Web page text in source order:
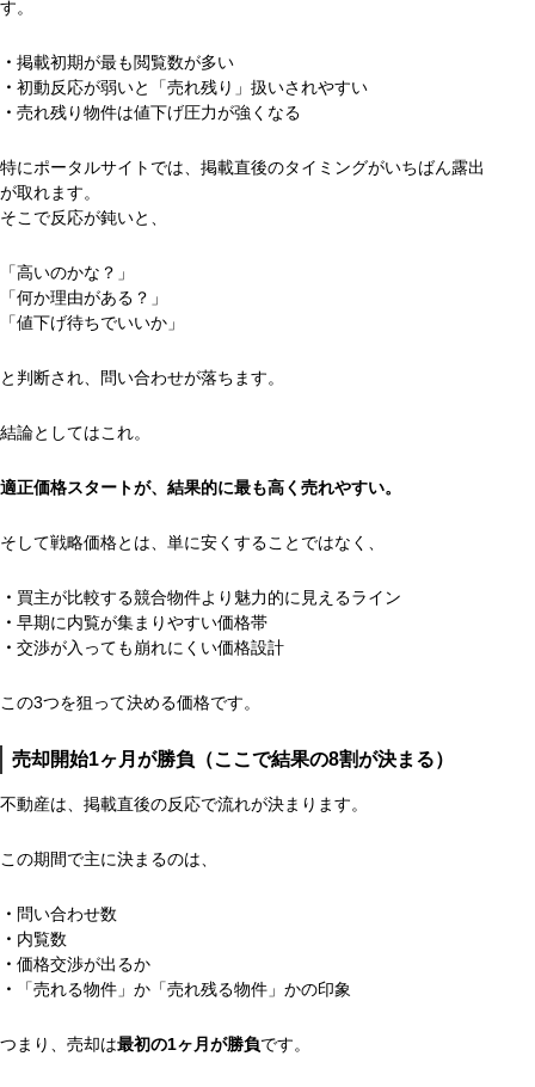
す。
・ 掲載初期が最も閲覧数が多い
・ 初動反応が弱いと「売れ残り」扱いされやすい
・ 売れ残り物件は値下げ圧力が強くなる
特にポータルサイトでは、掲載直後のタイミングがいちばん露出
が取れます。
そこで反応が鈍いと、
「高いのかな？」
「何か理由がある？」
「値下げ待ちでいいか」
と判断され、問い合わせが落ちます。
結論としてはこれ。
適正価格スタートが、結果的に最も高く売れやすい。
そして戦略価格とは、単に安くすることではなく、
・ 買主が比較する競合物件より魅力的に見えるライン
・ 早期に内覧が集まりやすい価格帯
・ 交渉が入っても崩れにくい価格設計
この3つを狙って決める価格です。
売却開始1ヶ月が勝負（ここで結果の8割が決まる）
不動産は、掲載直後の反応で流れが決まります。
この期間で主に決まるのは、
・ 問い合わせ数
・ 内覧数
・ 価格交渉が出るか
・
「売れる物件」か「売れ残る物件」かの印象
つまり、売却は最初の1ヶ月が勝負です。